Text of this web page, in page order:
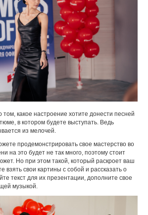
том, какое настроение хотите донести песней
в котором будете выступать. Ведь
из мелочей.
продемонстрировать свое мастерство во
на это будет не так много, поэтому стоит
Но при этом такой, который раскроет ваш
взять свои картины с собой и рассказать о
текст для их презентации, дополните свое
музыкой.